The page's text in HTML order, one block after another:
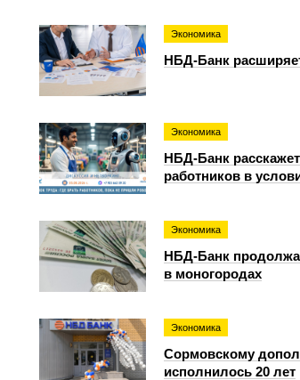
Экономика
НБД-Банк
Экономика
НБД-Банк
работников в
Экономика
НБД-Банк
в моногородах
Экономика
Сормовскому
исполнилось 20 лет